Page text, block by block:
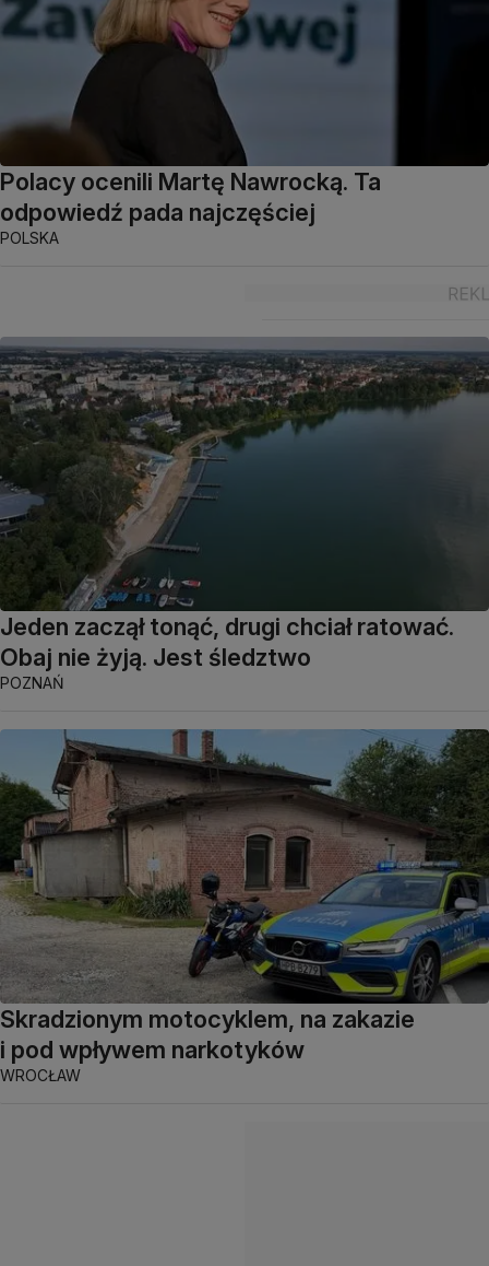
Polacy ocenili Martę Nawrocką. Ta
odpowiedź pada najczęściej
POLSKA
Jeden zaczął tonąć, drugi chciał ratować.
Obaj nie żyją. Jest śledztwo
POZNAŃ
Skradzionym motocyklem, na zakazie
i pod wpływem narkotyków
WROCŁAW